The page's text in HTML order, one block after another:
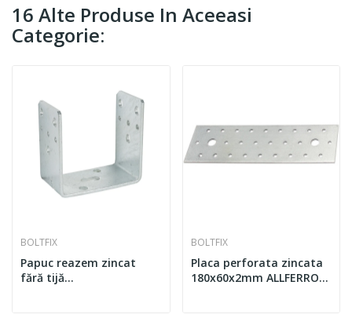
16 Alte Produse In Aceeasi
Categorie:
BOLTFIX
Papuc reazem zincat
fără tijă
BOLTFIX
Placa perforata zincata
180x60x2mm ALLFERRO